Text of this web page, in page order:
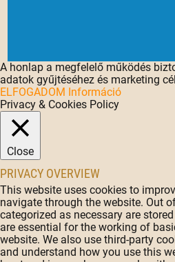
A honlap a megfelelő működés
adatok gyűjtéséhez és marketing
ELFOGADOM Információ
Privacy & Cookies Policy
Close
PRIVACY OVERVIEW
This website uses cookies to
navigate through the website. Out
categorized as necessary are
are essential for the working of
website. We also use third-party
and understand how you use this